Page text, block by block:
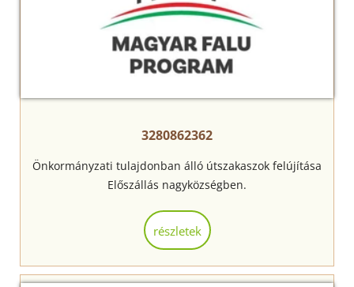
3280862362
Önkormányzati tulajdonban álló útszakaszok felújítása
Előszállás nagyközségben.
részletek